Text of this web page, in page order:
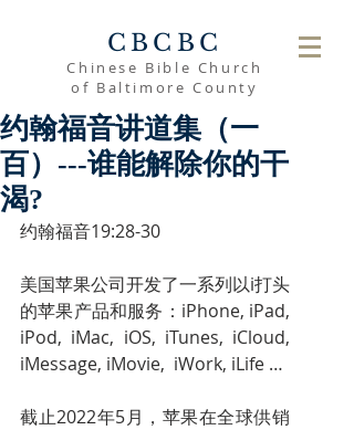
CBCBC
Chinese Bible Church
of Baltimore County
约翰福音讲道集（一
百）---谁能解除你的干
渴?
约翰福音19:28-30
美国苹果公司开发了一系列以i打头
的苹果产品和服务：iPhone, iPad,
iPod, iMac, iOS, iTunes, iCloud,
iMessage, iMovie,  iWork, iLife …
截止2022年5月，苹果在全球供销